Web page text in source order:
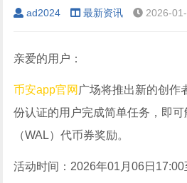
ad2024 最新资讯 2026-
亲爱的用户：
币安app官网 广场将推出新的创作
份认证的用户完成简单任务，即
（WAL）代币券奖励。
活动时间：2026年01月06日